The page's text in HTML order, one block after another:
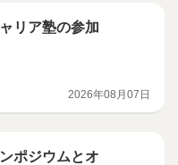
リア塾の参加
2026年08月07日
ポジウムとオ